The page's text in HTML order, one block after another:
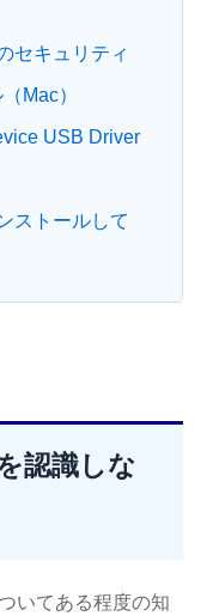
セキュリティ
Mac）
USB Driver
ストールして
認識しな
いてある程度の知